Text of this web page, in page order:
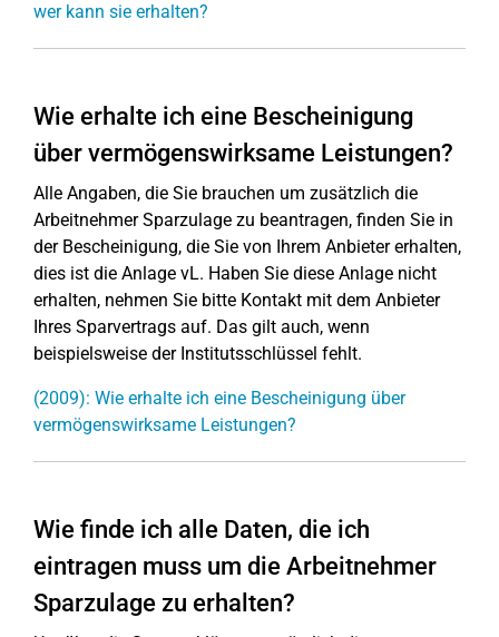
wer kann sie erhalten?
Wie erhalte ich eine Bescheinigung
über vermögenswirksame Leistungen?
Alle Angaben, die Sie brauchen um zusätzlich die
Arbeitnehmer Sparzulage zu beantragen, finden Sie in
der Bescheinigung, die Sie von Ihrem Anbieter erhalten,
dies ist die Anlage vL. Haben Sie diese Anlage nicht
erhalten, nehmen Sie bitte Kontakt mit dem Anbieter
Ihres Sparvertrags auf. Das gilt auch, wenn
beispielsweise der Institutsschlüssel fehlt.
(2009): Wie erhalte ich eine Bescheinigung über
vermögenswirksame Leistungen?
Wie finde ich alle Daten, die ich
eintragen muss um die Arbeitnehmer
Sparzulage zu erhalten?